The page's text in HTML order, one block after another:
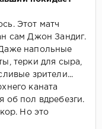
Этот матч
сам Джон Зандиг.
напольные
терки для сыра,
зрители...
каната
об пол вдребезги.
Но это